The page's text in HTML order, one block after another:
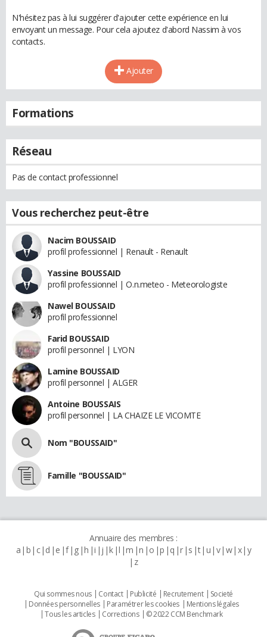
N'hésitez pas à lui suggérer d'ajouter cette expérience en lui
envoyant un message. Pour cela ajoutez d'abord Nassim à vos
contacts.
Ajouter
Formations
Réseau
Pas de contact professionnel
Vous recherchez peut-être
Nacim BOUSSAID
profil professionnel | Renault - Renault
Yassine BOUSSAID
profil professionnel | O.n.meteo - Meteorologiste
Nawel BOUSSAID
profil professionnel
Farid BOUSSAID
profil personnel | LYON
Lamine BOUSSAID
profil personnel | ALGER
Antoine BOUSSAIS
profil personnel | LA CHAIZE LE VICOMTE
Nom "BOUSSAID"
Famille "BOUSSAID"
Annuaire des membres :
a b c d e f g h i j k l m n o p q r s t u v w x y
z
Qui sommes nous Contact Publicité Recrutement
Societé
Données personnelles
Paramétrer les cookies
Mentions légales
Tous les articles
Corrections © 2022 CCM Benchmark